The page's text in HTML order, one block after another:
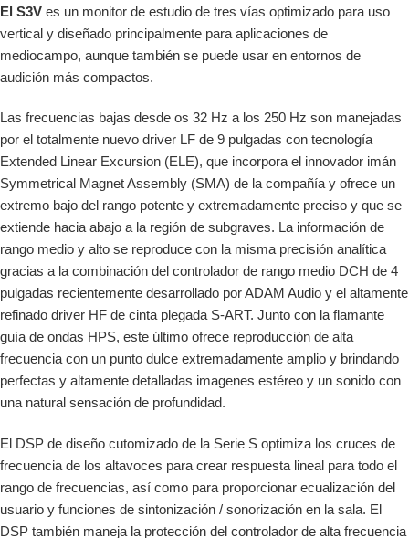
El S3V es un monitor de estudio de tres vías optimizado para uso
vertical y diseñado principalmente para aplicaciones de
mediocampo, aunque también se puede usar en entornos de
audición más compactos.
Las frecuencias bajas desde os 32 Hz a los 250 Hz son manejadas
por el totalmente nuevo driver LF de 9 pulgadas con tecnología
Extended Linear Excursion (ELE), que incorpora el innovador imán
Symmetrical Magnet Assembly (SMA) de la compañía y ofrece un
extremo bajo del rango potente y extremadamente preciso y que se
extiende hacia abajo a la región de subgraves. La información de
rango medio y alto se reproduce con la misma precisión analítica
gracias a la combinación del controlador de rango medio DCH de 4
pulgadas recientemente desarrollado por ADAM Audio y el altamente
refinado driver HF de cinta plegada S-ART. Junto con la flamante
guía de ondas HPS, este último ofrece reproducción de alta
frecuencia con un punto dulce extremadamente amplio y brindando
perfectas y altamente detalladas imagenes estéreo y un sonido con
una natural sensación de profundidad.
El DSP de diseño cutomizado de la Serie S optimiza los cruces de
frecuencia de los altavoces para crear respuesta lineal para todo el
rango de frecuencias, así como para proporcionar ecualización del
usuario y funciones de sintonización / sonorización en la sala. El
DSP también maneja la protección del controlador de alta frecuencia